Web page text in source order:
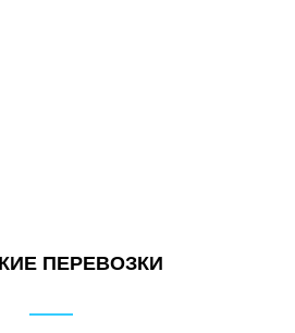
ПЕРЕВОЗКИ